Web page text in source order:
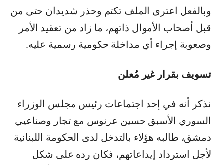
وبالفعل اعترى الملف تكتم وحذر شديدان حتى من
قبل أصحاب الأموال ذاتهم، ما زاد من تعقيد الأمر
وصعوبة إجراء أي مداخلة حكومية رسمية عليه.
تسويف بقرار غير مُعلن
نذكر أنه في إحد اجتماعات رئيس مجلس الوزراء
السوري الأسبق حسين عرنوس مع تجار وصناعيي
دمشق، طالبه هؤلاء بالتدخل لدى الحكومة اللبنانية
لأجل استرداد إيداعاتهم، فكان رده على شكل